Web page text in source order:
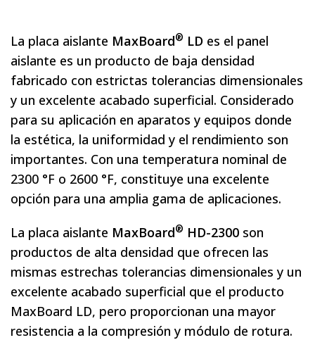
La placa aislante MaxBoard® LD es el panel
aislante es un producto de baja densidad
fabricado con estrictas tolerancias dimensionales
y un excelente acabado superficial. Considerado
para su aplicación en aparatos y equipos donde
la estética, la uniformidad y el rendimiento son
importantes. Con una temperatura nominal de
2300 °F o 2600 °F, constituye una excelente
opción para una amplia gama de aplicaciones.
La placa aislante MaxBoard® HD-2300 son
productos de alta densidad que ofrecen las
mismas estrechas tolerancias dimensionales y un
excelente acabado superficial que el producto
MaxBoard LD, pero proporcionan una mayor
resistencia a la compresión y módulo de rotura.